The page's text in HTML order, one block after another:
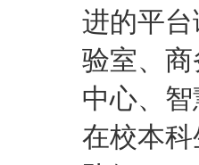
进的平
验室、
中心、
在校本科